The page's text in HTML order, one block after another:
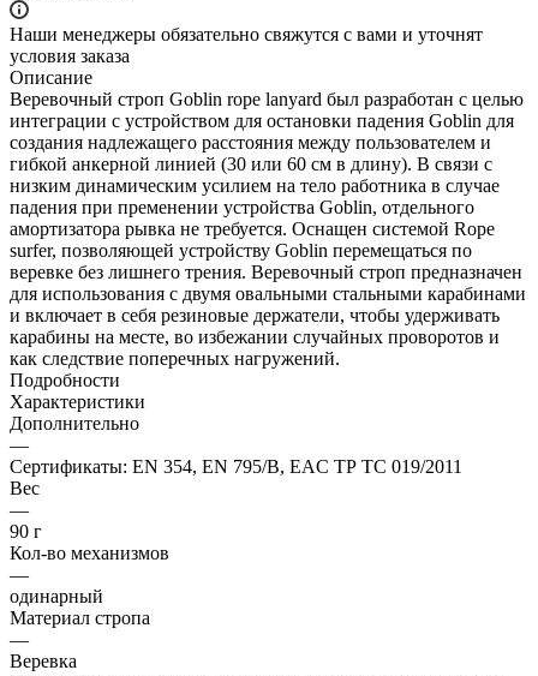
Наши менеджеры обязательно свяжутся с вами и уточнят
условия заказа
Описание
Веревочный строп Goblin rope lanyard был разработан с целью
интеграции с устройством для остановки падения Goblin для
создания надлежащего расстояния между пользователем и
гибкой анкерной линией (30 или 60 см в длину). В связи с
низким динамическим усилием на тело работника в случае
падения при пременении устройства Goblin, отдельного
амортизатора рывка не требуется. Оснащен системой Rope
surfer, позволяющей устройству Goblin перемещаться по
веревке без лишнего трения. Веревочный строп предназначен
для использования с двумя овальными стальными карабинами
и включает в себя резиновые держатели, чтобы удерживать
карабины на месте, во избежании случайных проворотов и
как следствие поперечных нагружений.
Подробности
Характеристики
Дополнительно
—
Сертификаты: EN 354, EN 795/B, EAC ТР ТС 019/2011
Вес
—
90 г
Кол-во механизмов
—
одинарный
Материал стропа
—
Веревка